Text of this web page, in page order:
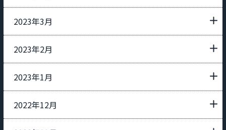
2023年3月
2023年2月
2023年1月
2022年12月